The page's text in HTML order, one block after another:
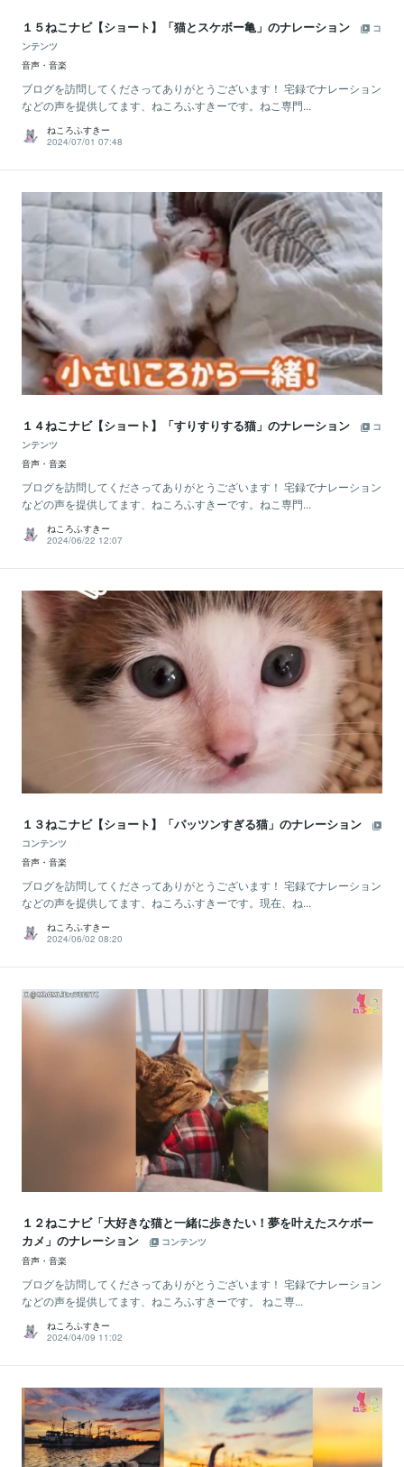
１５ねこナビ【ショート】「猫とスケボー亀」のナレーション
コ
ンテンツ
音声・音楽
ブログを訪問してくださってありがとうございます！ 宅録でナレーション
などの声を提供してます、ねころふすきーです。ねこ専門...
ねころふすきー
2024/07/01 07:48
１４ねこナビ【ショート】「すりすりする猫」のナレーション
コ
ンテンツ
音声・音楽
ブログを訪問してくださってありがとうございます！ 宅録でナレーション
などの声を提供してます、ねころふすきーです。ねこ専門...
ねころふすきー
2024/06/22 12:07
１３ねこナビ【ショート】「パッツンすぎる猫」のナレーション
コンテンツ
音声・音楽
ブログを訪問してくださってありがとうございます！ 宅録でナレーション
などの声を提供してます、ねころふすきーです。現在、ね...
ねころふすきー
2024/06/02 08:20
１２ねこナビ「大好きな猫と一緒に歩きたい！夢を叶えたスケボー
カメ」のナレーション
コンテンツ
音声・音楽
ブログを訪問してくださってありがとうございます！ 宅録でナレーション
などの声を提供してます、ねころふすきーです。 ねこ専...
ねころふすきー
2024/04/09 11:02